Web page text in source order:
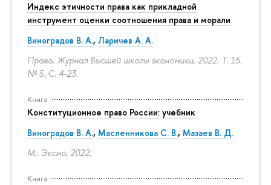
Индекс этичности права как прикладной
инструмент оценки соотношения права и морали
Виноградов В. А., Ларичев А. А.
Право. Журнал Высшей школы экономики. 2022. Т. 15.
№ 5. С. 4-23.
Книга
Конституционное право России: учебник
Виноградов В. А., Масленникова С. В., Мазаев В. Д.
М.: Эксмо, 2022.
Книга